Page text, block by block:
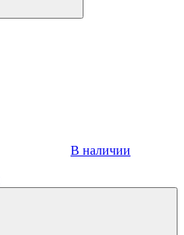
В наличии